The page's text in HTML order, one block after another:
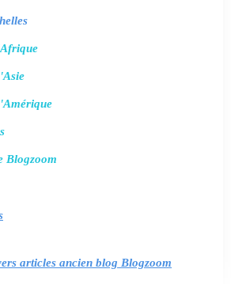
Blogzoom
articles ancien blog Blogzoom